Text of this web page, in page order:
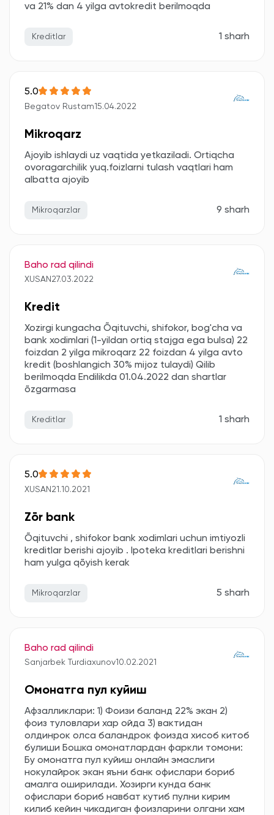
va 21% dan 4 yilga avtokredit berilmoqda
Kreditlar 1 sharh
5.0
Begatov Rustam15.04.2022
Mikroqarz
Ajoyib ishlaydi uz vaqtida yetkaziladi. Ortiqcha
ovoragarchilik yuq.foizlarni tulash vaqtlari ham
albatta ajoyib
Mikroqarzlar 9 sharh
Baho rad qilindi
XUSAN 27.03.2022
Kredit
Xozirgi kungacha Õqituvchi, shifokor, bog'cha va
bank xodimlari (1-yildan ortiq stajga ega bulsa) 22
foizdan 2 yilga mikroqarz 22 foizdan 4 yilga avto
kredit (boshlangich 30% mijoz tulaydi) Qilib
berilmoqda Endilikda 01.04.2022 dan shartlar
õzgarmasa
Kreditlar 1 sharh
5.0
XUSAN 21.10.2021
Zōr bank
Õqituvchi , shifokor bank xodimlari uchun imtiyozli
kreditlar berishi ajoyib . Ipoteka kreditlari berishni
ham yulga qõyish kerak
Mikroqarzlar 5 sharh
Baho rad qilindi
Sanjarbek Turdiaxunov10.02.2021
Омонатга пул куйиш
Афзалликлари: 1) Фоизи баланд 22% экан 2)
фоиз туловлари хар ойда 3) вактидан
олдинрок олса баландрок фоизда хисоб китоб
булиши Бошка омонатлардан фаркли томони:
Бу омонатга пул куйиш онлайн эмаслиги
нокулайрок экан яъни банк офислари бориб
амалга оширилади. Хозирги кунда банк
офислари бориб навбат кутиб пулни кирим
килиб кейин чикадиган фоизларини олгани хам